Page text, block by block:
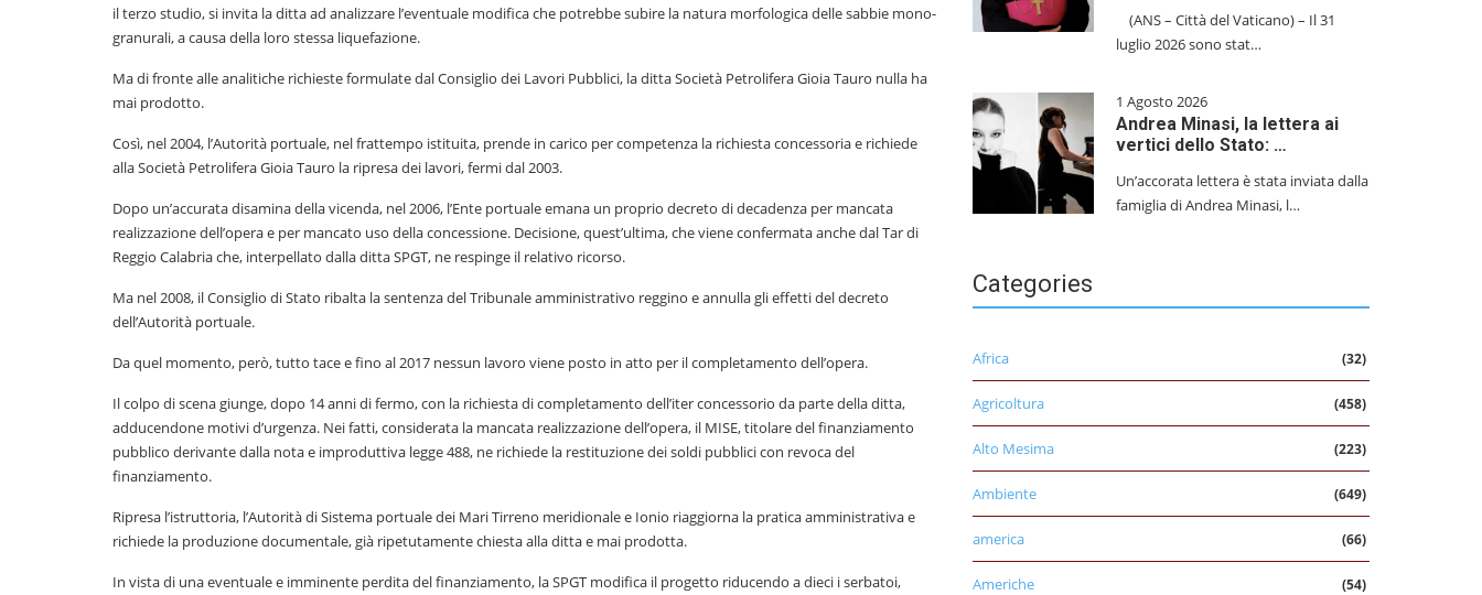
il terzo studio, si invita la ditta ad analizzare l’eventuale modifica che potrebbe subire la natura morfologica delle sabbie mono-
granurali, a causa della loro stessa liquefazione.
Ma di fronte alle analitiche richieste formulate dal Consiglio dei Lavori Pubblici, la ditta Società Petrolifera Gioia Tauro nulla ha
mai prodotto.
Così, nel 2004, l’Autorità portuale, nel frattempo istituita, prende in carico per competenza la richiesta concessoria e richiede
alla Società Petrolifera Gioia Tauro la ripresa dei lavori, fermi dal 2003.
Dopo un’accurata disamina della vicenda, nel 2006, l’Ente portuale emana un proprio decreto di decadenza per mancata
realizzazione dell’opera e per mancato uso della concessione. Decisione, quest’ultima, che viene confermata anche dal Tar di
Reggio Calabria che, interpellato dalla ditta SPGT, ne respinge il relativo ricorso.
Ma nel 2008, il Consiglio di Stato ribalta la sentenza del Tribunale amministrativo reggino e annulla gli effetti del decreto
dell’Autorità portuale.
Da quel momento, però, tutto tace e fino al 2017 nessun lavoro viene posto in atto per il completamento dell’opera.
Il colpo di scena giunge, dopo 14 anni di fermo, con la richiesta di completamento dell’iter concessorio da parte della ditta,
adducendone motivi d’urgenza. Nei fatti, considerata la mancata realizzazione dell’opera, il MISE, titolare del finanziamento
pubblico derivante dalla nota e improduttiva legge 488, ne richiede la restituzione dei soldi pubblici con revoca del
finanziamento.
Ripresa l’istruttoria, l’Autorità di Sistema portuale dei Mari Tirreno meridionale e Ionio riaggiorna la pratica amministrativa e
richiede la produzione documentale, già ripetutamente chiesta alla ditta e mai prodotta.
In vista di una eventuale e imminente perdita del finanziamento, la SPGT modifica il progetto riducendo a dieci i serbatoi,
(ANS – Città del Vaticano) – Il 31
luglio 2026 sono stat…
1 Agosto 2026
Andrea Minasi, la lettera ai
vertici dello Stato: …
Un’accorata lettera è stata inviata dalla
famiglia di Andrea Minasi, l…
Categories
Africa (32)
Agricoltura (458)
Alto Mesima (223)
Ambiente (649)
america (66)
Americhe (54)